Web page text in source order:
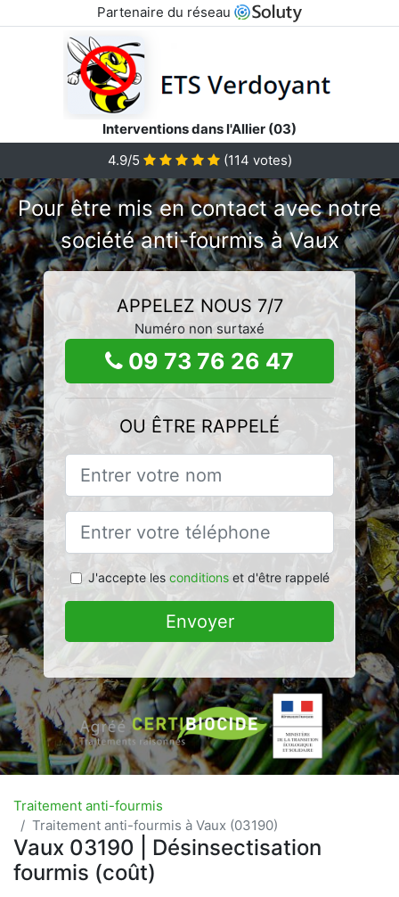
Partenaire du réseau
Interventions dans l'Allier (03)
4.9/5
(114 votes)
Pour être mis en contact avec notre
société anti-fourmis à Vaux
APPELEZ NOUS 7/7
Numéro non surtaxé
09 73 76 26 47
OU ÊTRE RAPPELÉ
J'accepte les conditionset d'être rappelé
Envoyer
Traitement anti-fourmis
Traitement anti-fourmis à Vaux (03190)
Vaux 03190 | Désinsectisation
fourmis (coût)